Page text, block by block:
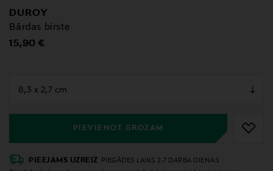
DUROY
Bārdas birste
Original Price
15,90 €
PIEVIENOT GROZAM
PIEEJAMS UZREIZ
PIEGĀDES LAIKS 2-7 DARBA DIENAS